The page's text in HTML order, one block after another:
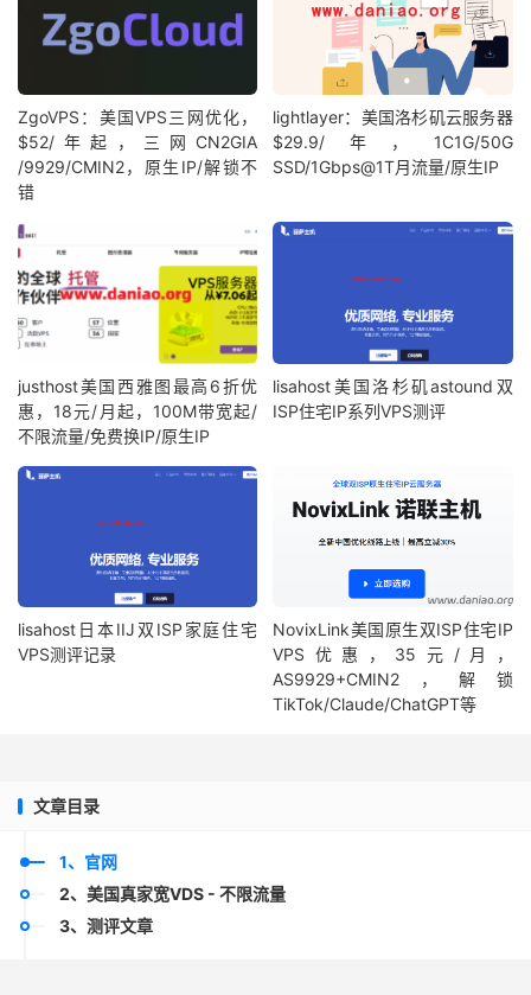
ZgoVPS：美国VPS三网优化，
$52/年起，三网CN2GIA
/9929/CMIN2，原生IP/解锁不
错
lightlayer：美国洛杉矶云服务器
$29.9/年，1C1G/50G
SSD/1Gbps@1T月流量/原生IP
justhost美国西雅图最高6折优
惠，18元/月起，100M带宽起/
不限流量/免费换IP/原生IP
lisahost美国洛杉矶astound双
ISP住宅IP系列VPS测评
lisahost日本IIJ双ISP家庭住宅
VPS测评记录
NovixLink美国原生双ISP住宅IP
VPS优惠，35元/月，
AS9929+CMIN2，解锁
TikTok/Claude/ChatGPT等
文章目录
1、官网
2、美国真家宽VDS - 不限流量
3、测评文章